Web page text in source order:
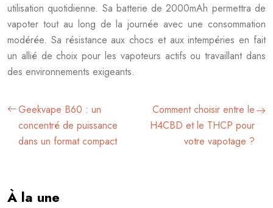
utilisation quotidienne. Sa batterie de 2000mAh permettra de
vapoter tout au long de la journée avec une consommation
modérée. Sa résistance aux chocs et aux intempéries en fait
un allié de choix pour les vapoteurs actifs ou travaillant dans
des environnements exigeants.
Geekvape B60 : un
concentré de puissance
dans un format compact
Comment choisir entre le
H4CBD et le THCP pour
votre vapotage ?
À la une